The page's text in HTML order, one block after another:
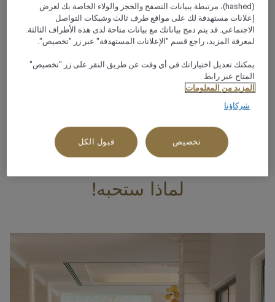
نبذة عن هذا المطعم
تقع ردهة بركة في طابق البهو وتتميز بإطلالات مذهلة على خليج
العقبة، وتقدّم مجموعة متنوعة من القهوة والمشروبات. وبفضل
ما تتمتع به هذه الردهة من مناظر لا مثيل لها وأجواء الاسترخاء
الرائعة، فإنها تُعتبر اختياراً محبوباً في أي وقت من اليوم. الانضمام
مساءً للاستمتاع بعروضنا المميزة على جميع المشروبات المحلية.
لماذا ستحبه!
(hashed)، مرتبطة ببيانات التصفح والحجز والولاء الخاصة بك لعرض
إعلانات مستهدفة لك على مواقع طرف ثالث وشبكات التواصل
الاجتماعي. قد يتم دمج بياناتك مع بيانات متاحة لدى هذه الأطراف الثالثة.
لمعرفة المزيد، راجع قسم "الإعلانات المستهدفة" عبر زر "تخصيص".
يمكنك تعديل اختياراتك في أي وقت عن طريق النقر على زر "تخصيص"
المتاح عبر رابط
المزيد من المعلومات
شركاؤنا
تخصيص قبول الكل